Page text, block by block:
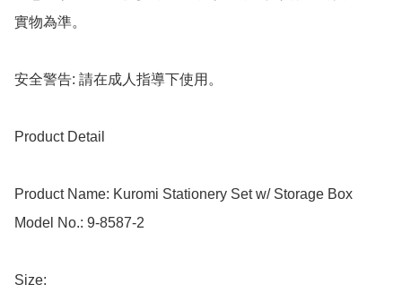
實物為準。
安全警告: 請在成人指導下使用。
Product Detail
Product Name: Kuromi Stationery Set w/ Storage Box
Model No.: 9-8587-2
Size: